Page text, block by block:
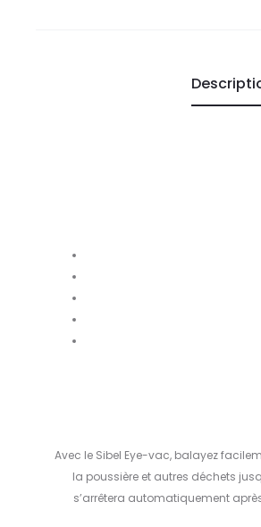
Avec le Sibel Eye-vac, balayez
la poussière et autres déchets
s’arrêtera automatiquement